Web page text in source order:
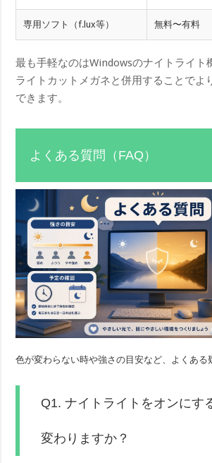
専用ソフト（f.lux等） 無料〜有料
最も手軽なのはWindowsのナイトライト
ライトカットメガネと併用することでよ
できます。
よくある質問（FAQ）
色が変わらない時や強さの目安など、よくある
Q1. ナイトライトをオンにす
変わりますか？